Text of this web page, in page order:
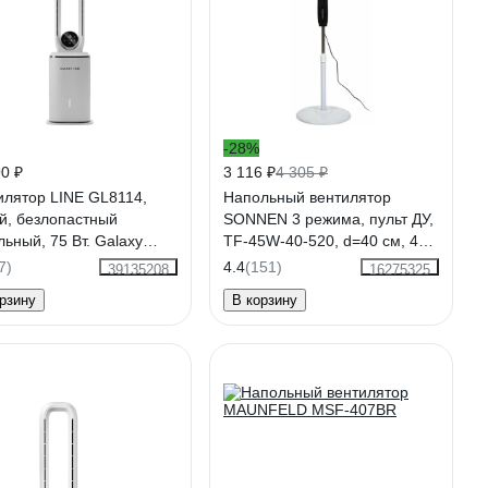
₽
LINE GL8114,
безлопастный
75 Вт. Galaxy
39135208
-28%
3 116 ₽4 305 ₽
Напольный вентилятор
SONNEN 3 режима, пульт ДУ,
TF-45W-40-520, d=40 см, 45
Вт, белый, 454788
4.4(151)
16275325
В корзину